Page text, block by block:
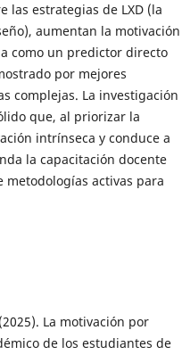
las estrategias de LXD (la
aumentan la motivación
como un predictor directo
por mejores
complejas. La investigación
que, al priorizar la
intrínseca y conduce a
la capacitación docente
metodologías activas para
La motivación por
de los estudiantes de